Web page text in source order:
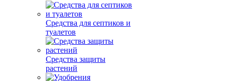
Средства для септиков и
туалетов
Средства защиты
растений